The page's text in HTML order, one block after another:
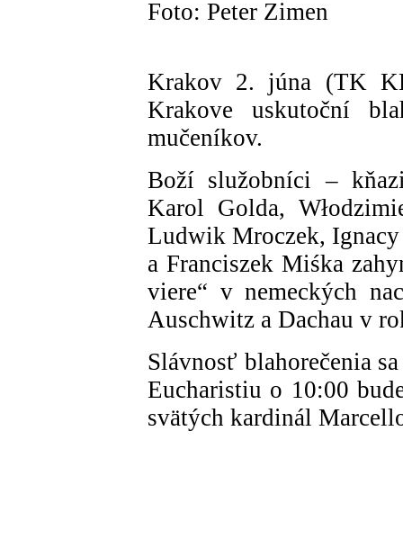
Foto: Peter Zimen
Krakov 2. júna (TK
Krakove uskutoční
mučeníkov.
Boží služobníci –
Karol Golda,
Ludwik Mroczek,
a Franciszek Miśka
viere“ v nemeckých
Auschwitz a Dachau v
Slávnosť blahorečenia
Eucharistiu o 10:00
svätých kardinál